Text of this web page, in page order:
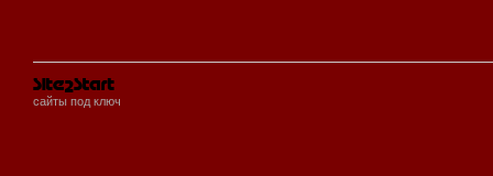
сайты под ключ